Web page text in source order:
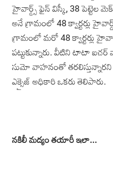
హైవార్డ్స్ ఫైన్ విస్కీ, 38 పెట్టెల
అనే గ్రామంలో 48 క్వార్టర్లు
గ్రామంలో మరో 48 క్వార్టర్లు
పట్టుకున్నారు. వీటిని టాటా
సుమో వాహనంతో తరలిస్తున్నారని
ఎక్సైజ్ అధికారి ఒకరు తెలిపారు.
నకిలీ మద్యం తయారీ ఇలా...